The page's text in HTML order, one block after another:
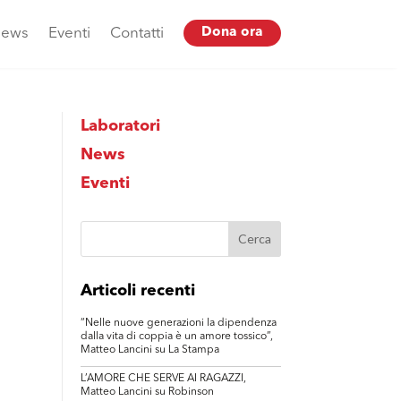
Eventi Contatti Dona ora
Laboratori
News
Eventi
Articoli recenti
“Nelle nuove generazioni la dipendenza
dalla vita di coppia è un amore tossico”,
Matteo Lancini su La Stampa
L’AMORE CHE SERVE AI RAGAZZI,
Matteo Lancini su Robinson